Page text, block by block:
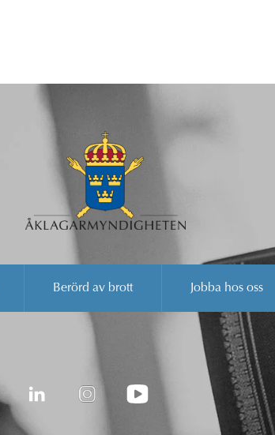
Berörd av brott Jobba hos oss